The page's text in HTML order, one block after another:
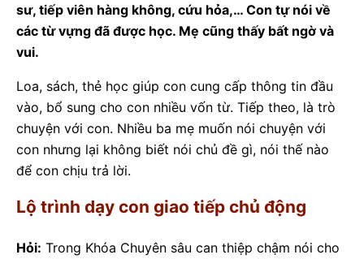
sư, tiếp viên hàng không, cứu hỏa,… Con tự nói về
các từ vựng đã được học. Mẹ cũng thấy bất ngờ và
vui.
Loa, sách, thẻ học giúp con cung cấp thông tin đầu
vào, bổ sung cho con nhiều vốn từ. Tiếp theo, là trò
chuyện với con. Nhiều ba mẹ muốn nói chuyện với
con nhưng lại không biết nói chủ đề gì, nói thế nào
để con chịu trả lời.
Lộ trình dạy con giao tiếp chủ động
Hỏi: Trong Khóa Chuyên sâu can thiệp chậm nói cho